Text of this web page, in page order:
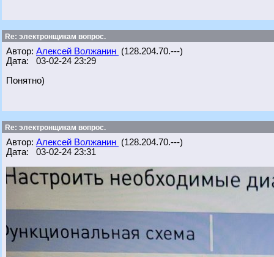
Re: электронщикам вопрос.
Автор: Алексей Волжанин (128.204.70.---)
Дата: 03-02-24 23:29
Понятно)
Re: электронщикам вопрос.
Автор: Алексей Волжанин (128.204.70.---)
Дата: 03-02-24 23:31